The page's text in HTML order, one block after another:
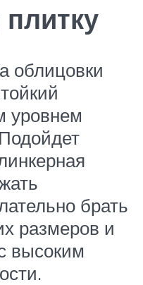
облицовки
уровнем
брать
размеров и
высоким